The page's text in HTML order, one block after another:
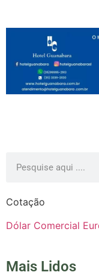
Cotação
Dólar Comercial
Mais Lidos